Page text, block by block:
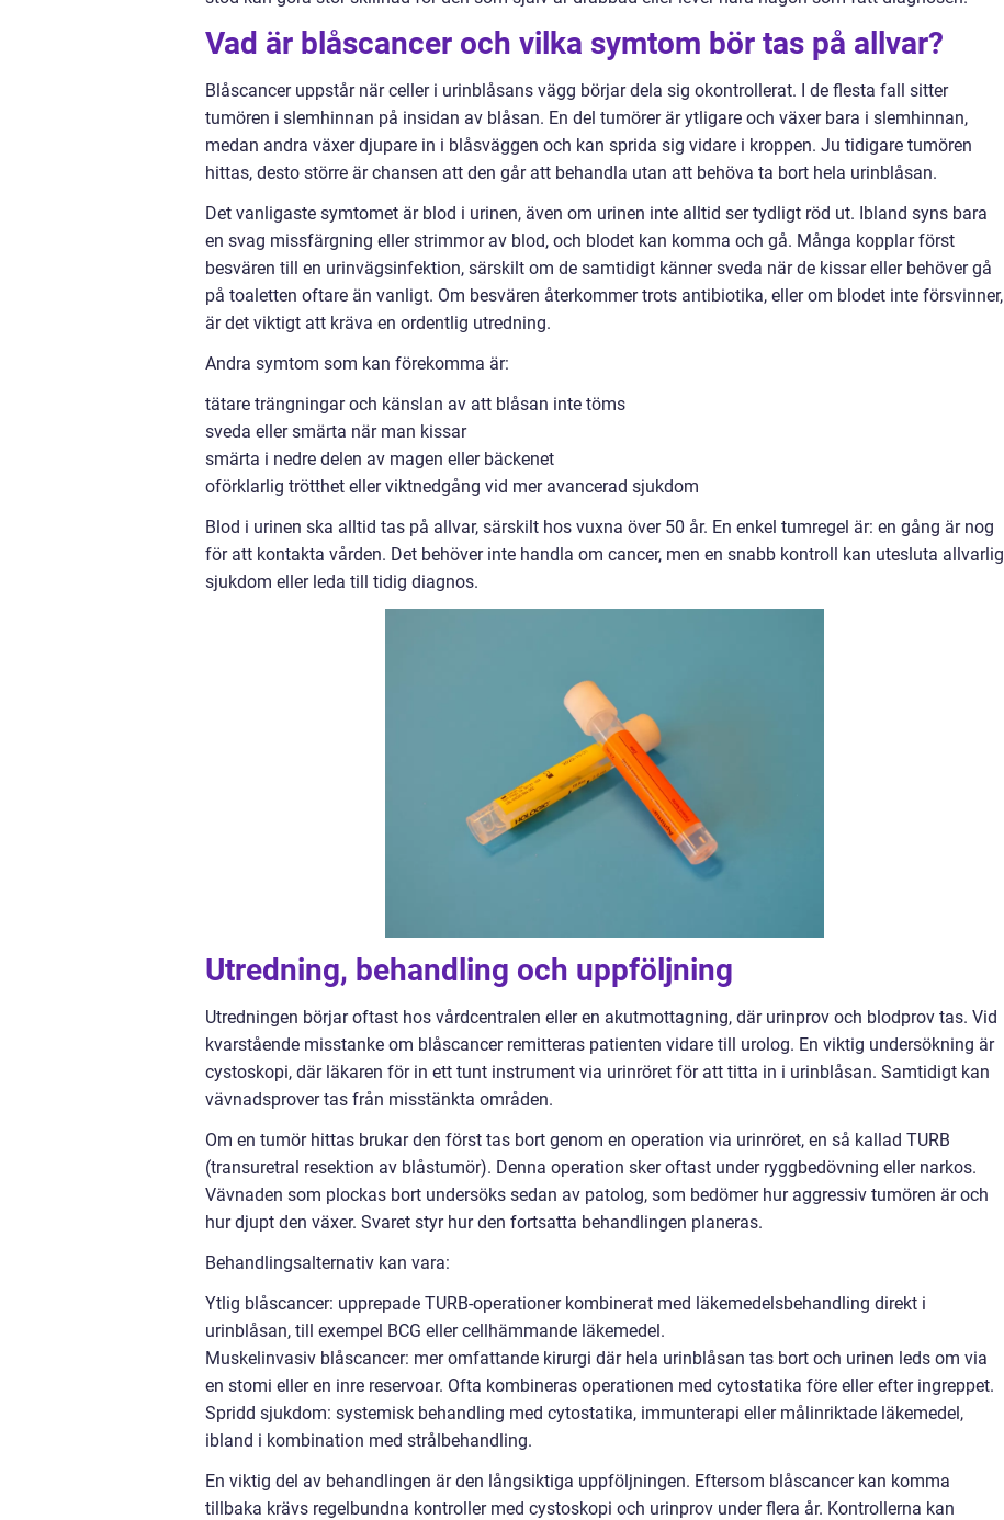
Vad är blåscancer och vilka symtom bör tas på allvar?
Blåscancer uppstår när celler i urinblåsans vägg börjar dela sig okontrollerat. I de flesta fall sitter
tumören i slemhinnan på insidan av blåsan. En del tumörer är ytligare och växer bara i slemhinnan,
medan andra växer djupare in i blåsväggen och kan sprida sig vidare i kroppen. Ju tidigare tumören
hittas, desto större är chansen att den går att behandla utan att behöva ta bort hela urinblåsan.
Det vanligaste symtomet är blod i urinen, även om urinen inte alltid ser tydligt röd ut. Ibland syns bara
en svag missfärgning eller strimmor av blod, och blodet kan komma och gå. Många kopplar först
besvären till en urinvägsinfektion, särskilt om de samtidigt känner sveda när de kissar eller behöver gå
på toaletten oftare än vanligt. Om besvären återkommer trots antibiotika, eller om blodet inte försvinner,
är det viktigt att kräva en ordentlig utredning.
Andra symtom som kan förekomma är:
tätare trängningar och känslan av att blåsan inte töms
sveda eller smärta när man kissar
smärta i nedre delen av magen eller bäckenet
oförklarlig trötthet eller viktnedgång vid mer avancerad sjukdom
Blod i urinen ska alltid tas på allvar, särskilt hos vuxna över 50 år. En enkel tumregel är: en gång är nog
för att kontakta vården. Det behöver inte handla om cancer, men en snabb kontroll kan utesluta allvarlig
sjukdom eller leda till tidig diagnos.
Utredning, behandling och uppföljning
Utredningen börjar oftast hos vårdcentralen eller en akutmottagning, där urinprov och blodprov tas. Vid
kvarstående misstanke om blåscancer remitteras patienten vidare till urolog. En viktig undersökning är
cystoskopi, där läkaren för in ett tunt instrument via urinröret för att titta in i urinblåsan. Samtidigt kan
vävnadsprover tas från misstänkta områden.
Om en tumör hittas brukar den först tas bort genom en operation via urinröret, en så kallad TURB
(transuretral resektion av blåstumör). Denna operation sker oftast under ryggbedövning eller narkos.
Vävnaden som plockas bort undersöks sedan av patolog, som bedömer hur aggressiv tumören är och
hur djupt den växer. Svaret styr hur den fortsatta behandlingen planeras.
Behandlingsalternativ kan vara:
Ytlig blåscancer: upprepade TURB-operationer kombinerat med läkemedelsbehandling direkt i
urinblåsan, till exempel BCG eller cellhämmande läkemedel.
Muskelinvasiv blåscancer: mer omfattande kirurgi där hela urinblåsan tas bort och urinen leds om via
en stomi eller en inre reservoar. Ofta kombineras operationen med cytostatika före eller efter ingreppet.
Spridd sjukdom: systemisk behandling med cytostatika, immunterapi eller målinriktade läkemedel,
ibland i kombination med strålbehandling.
En viktig del av behandlingen är den långsiktiga uppföljningen. Eftersom blåscancer kan komma
tillbaka krävs regelbundna kontroller med cystoskopi och urinprov under flera år. Kontrollerna kan